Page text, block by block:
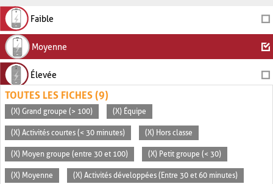
Faible
Moyenne
Élevée
TOUTES LES FICHES (9)
(X) Grand groupe (> 100) (X) Équipe
(X) Activités courtes (< 30 minutes) (X) Hors classe
(X) Moyen groupe (entre 30 et 100) (X) Petit groupe (< 30)
(X) Moyenne (X) Activités développées (Entre 30 et 60 minutes)